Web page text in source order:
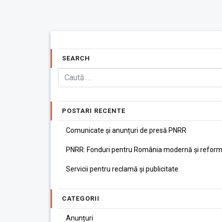
SEARCH
POSTARI RECENTE
Comunicate și anunțuri de presă PNRR
PNRR: Fonduri pentru România modernă și
Servicii pentru reclamă și publicitate
CATEGORII
Anunțuri